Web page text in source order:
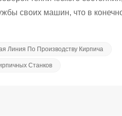
своих машин, что в
Линия По Производству Кирпича
Станков